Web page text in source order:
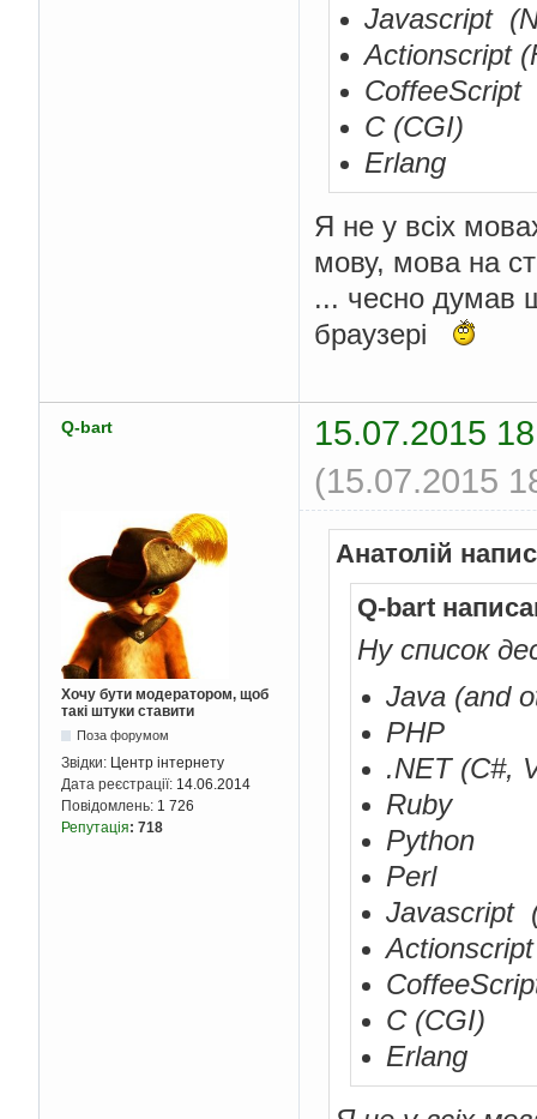
Javascript
Actionscript
CoffeeScript
C (CGI)
Erlang
Я не у всіх
мову, мова на
... чесно думав
браузері
Q-bart
15.07.2015
(15.07.2015
Хочу бути модератором, щоб
такі штуки ставити
Поза форумом
Звідки: Центр інтернету
Дата реєстрації: 14.06.2014
Повідомлень: 1 726
Репутація: 718
Анатолій
Q-bart
Ну список
Java (and
PHP
.NET (C#,
Ruby
Python
Perl
Javascript
C (CGI)
Erlang